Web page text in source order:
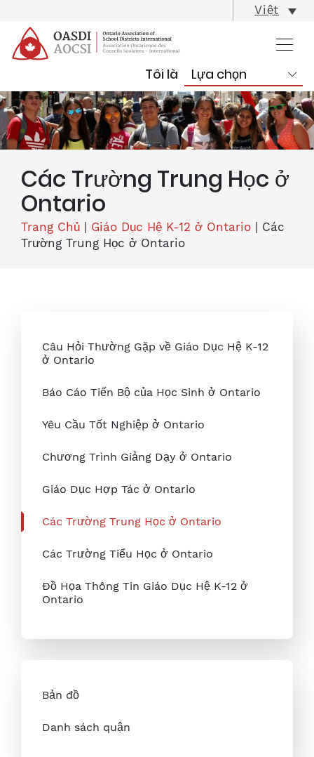
Việt
Tôi là
Các Trường Trung Học ở
Ontario
Trang Chủ Giáo Dục Hệ K-12 ở Ontario
Các
Trường Trung Học ở Ontario
Câu Hỏi Thường Gặp về Giáo Dục Hệ K-12
ở Ontario
Báo Cáo Tiến Bộ của Học Sinh ở Ontario
Yêu Cầu Tốt Nghiệp ở Ontario
Chương Trình Giảng Dạy ở Ontario
Giáo Dục Hợp Tác ở Ontario
Các Trường Trung Học ở Ontario
Các Trường Tiểu Học ở Ontario
Đồ Họa Thông Tin Giáo Dục Hệ K-12 ở
Ontario
Bản đồ
Danh sách quận